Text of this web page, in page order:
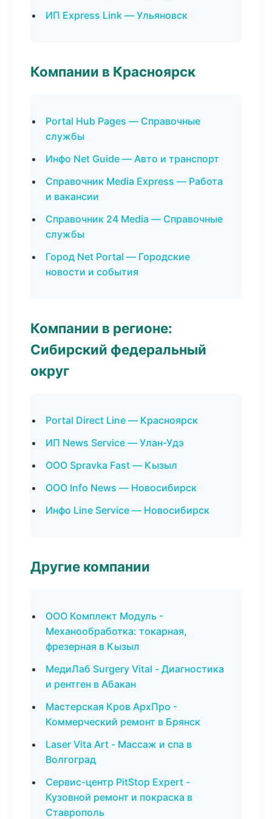
ИП Express Link — Ульяновск
Компании в Красноярск
Portal Hub Pages — Справочные
службы
Инфо Net Guide — Авто и транспорт
Справочник Media Express — Работа
и вакансии
Справочник 24 Media — Справочные
службы
Город Net Portal — Городские
новости и события
Компании в регионе:
Сибирский федеральный
округ
Portal Direct Line — Красноярск
ИП News Service — Улан-Удэ
ООО Spravka Fast — Кызыл
ООО Info News — Новосибирск
Инфо Line Service — Новосибирск
Другие компании
ООО Комплект Модуль -
Механообработка: токарная,
фрезерная в Кызыл
МедиЛаб Surgery Vital - Диагностика
и рентген в Абакан
Мастерская Кров АрхПро -
Коммерческий ремонт в Брянск
Laser Vita Art - Массаж и спа в
Волгоград
Сервис-центр PitStop Expert -
Кузовной ремонт и покраска в
Ставрополь